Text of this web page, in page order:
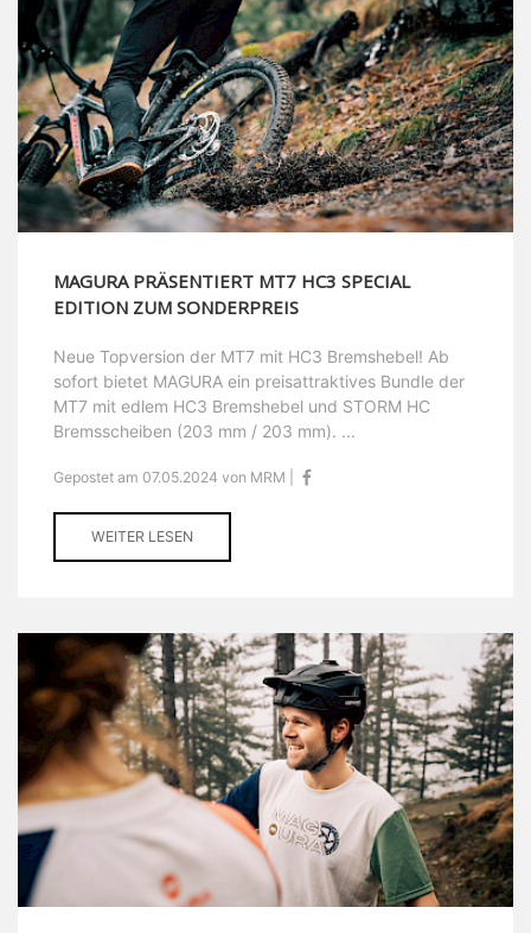
MAGURA PRÄSENTIERT MT7 HC3 SPECIAL
EDITION ZUM SONDERPREIS
Neue Topversion der MT7 mit HC3 Bremshebel! Ab
sofort bietet MAGURA ein preisattraktives Bundle der
MT7 mit edlem HC3 Bremshebel und STORM HC
Bremsscheiben (203 mm / 203 mm). ...
Gepostet am 07.05.2024 von MRM |
WEITER LESEN